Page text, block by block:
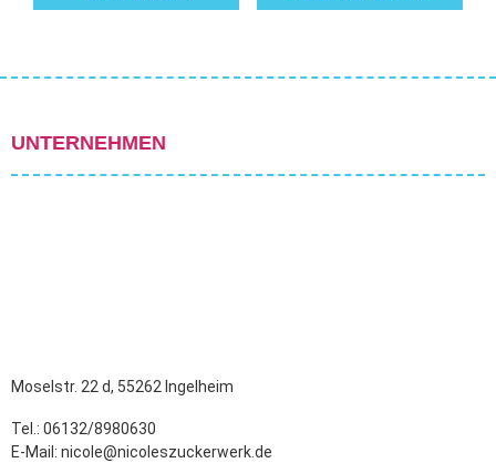
UNTERNEHMEN
Moselstr. 22 d, 55262 Ingelheim
Tel.: 06132/8980630
E-Mail: nicole@nicoleszuckerwerk.de